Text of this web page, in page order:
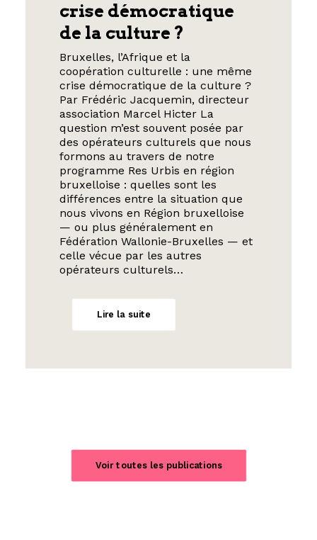
crise démocratique
de la culture ?
Bruxelles, l’Afrique et la
coopération culturelle : une même
crise démocratique de la culture ?
Par Frédéric Jacquemin, directeur
association Marcel Hicter La
question m’est souvent posée par
des opérateurs culturels que nous
formons au travers de notre
programme Res Urbis en région
bruxelloise : quelles sont les
différences entre la situation que
nous vivons en Région bruxelloise
— ou plus généralement en
Fédération Wallonie-Bruxelles — et
celle vécue par les autres
opérateurs culturels…
Lire la suite
Voir toutes les publications